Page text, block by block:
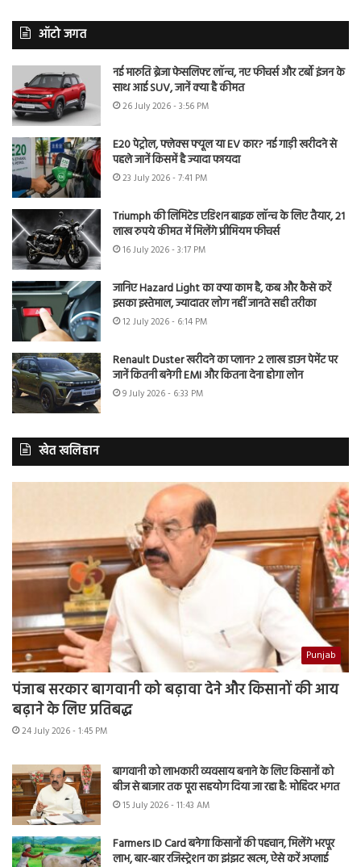
ऑटो जगत
नई मारुति ब्रेजा फेसलिफ्ट लॉन्च, नए फीचर्स और टर्बो इंजन के
साथ आई SUV, जानें क्या है कीमत
26 July 2026 - 3:56 PM
E20 पेट्रोल, फ्लेक्स फ्यूल या EV कार? नई गाड़ी खरीदने से
पहले जानें किसमें है ज्यादा फायदा
23 July 2026 - 7:41 PM
Triumph की लिमिटेड एडिशन बाइक लॉन्च के लिए तैयार, 21
लाख रुपये कीमत में मिलेंगे प्रीमियम फीचर्स
16 July 2026 - 3:17 PM
जानिए Hazard Light का क्या काम है, कब और कैसे करें
इसका इस्तेमाल, ज्यादातर लोग नहीं जानते सही तरीका
12 July 2026 - 6:14 PM
Renault Duster खरीदने का प्लान? 2 लाख डाउन पेमेंट पर
जानें कितनी बनेगी EMI और कितना देना होगा लोन
9 July 2026 - 6:33 PM
खेत खलिहान
Punjab
पंजाब सरकार बागवानी को बढ़ावा देने और किसानों की आय
बढ़ाने के लिए प्रतिबद्ध
24 July 2026 - 1:45 PM
बागवानी को लाभकारी व्यवसाय बनाने के लिए किसानों को
बीज से बाजार तक पूरा सहयोग दिया जा रहा है: मोहिंदर भगत
15 July 2026 - 11:43 AM
Farmers ID Card बनेगा किसानों की पहचान, मिलेंगे भरपूर
लाभ, बार-बार रजिस्ट्रेशन का झंझट खत्म, ऐसे करें अप्लाई